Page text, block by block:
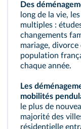
Des
long de la vie,
multiples :
changements
mariage,
population
chaque année.
Les
mobilités
le plus de
majorité des
résidentielle